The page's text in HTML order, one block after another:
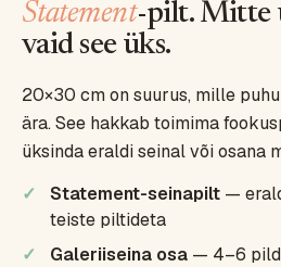
Statement-pilt. Mitte
vaid see üks.
20×30 cm on suurus, mille
ära. See hakkab toimima
üksinda eraldi seinal või osana
Statement-seinapilt —
teiste piltideta
Galeriiseina osa — 4–6